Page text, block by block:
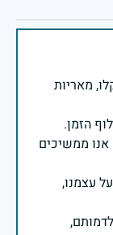
מאריות
ממשיכים
עצמנו,